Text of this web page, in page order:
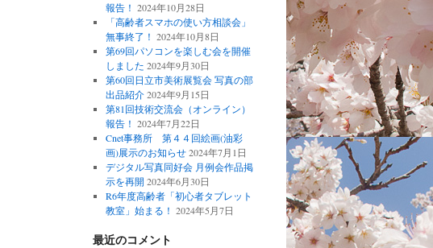
報告！ 2024年10月28日
「高齢者スマホの使い方相談会」
無事終了！ 2024年10月8日
第69回パソコンを楽しむ会を開催
しました 2024年9月30日
第60回日立市美術展覧会 写真の部
出品紹介 2024年9月15日
第81回技術交流会（オンライン）
報告！ 2024年7月22日
Cnet事務所 第４４回絵画(油彩
画)展示のお知らせ 2024年7月1日
デジタル写真同好会 月例会作品掲
示を再開 2024年6月30日
R6年度高齢者「初心者タブレット
教室」始まる！ 2024年5月7日
最近のコメント